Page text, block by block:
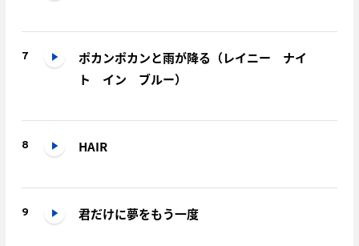
7
ポカンポカンと雨が降る（レイニー ナイ
ト イン ブルー）
8 HAIR
9 君だけに夢をもう一度